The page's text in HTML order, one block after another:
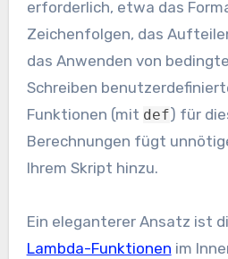
erforderlich, etwa das
Zeichenfolgen, das
das Anwenden von
Schreiben
Funktionen (mit def) für
Berechnungen fügt
Ihrem Skript hinzu.
Ein eleganterer Ansatz ist
Lambda-Funktionen im